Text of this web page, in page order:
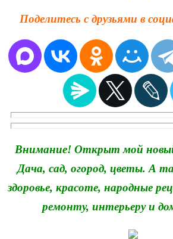
Поделитесь с друзьями в
Внимание! Открыт мой
Дача, сад, огород, цветы. А
здоровье, красоте, народные
ремонту, интерьеру и